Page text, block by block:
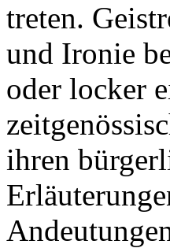
treten.
und Ironie
oder locker
ihren